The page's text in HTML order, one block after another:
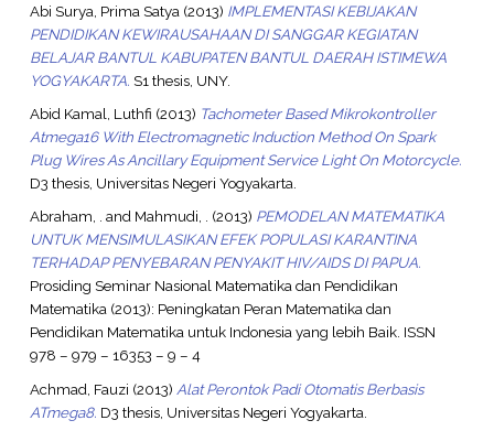
Abi Surya, Prima Satya (2013) IMPLEMENTASI KEBIJAKAN
PENDIDIKAN KEWIRAUSAHAAN DI SANGGAR KEGIATAN
BELAJAR BANTUL KABUPATEN BANTUL DAERAH ISTIMEWA
YOGYAKARTA. S1 thesis, UNY.
Abid Kamal, Luthfi (2013) Tachometer Based Mikrokontroller
Atmega16 With Electromagnetic Induction Method On Spark
Plug Wires As Ancillary Equipment Service Light On Motorcycle.
D3 thesis, Universitas Negeri Yogyakarta.
Abraham, . and Mahmudi, . (2013) PEMODELAN MATEMATIKA
UNTUK MENSIMULASIKAN EFEK POPULASI KARANTINA
TERHADAP PENYEBARAN PENYAKIT HIV/AIDS DI PAPUA.
Prosiding Seminar Nasional Matematika dan Pendidikan
Matematika (2013): Peningkatan Peran Matematika dan
Pendidikan Matematika untuk Indonesia yang lebih Baik. ISSN
978 – 979 – 16353 – 9 – 4
Achmad, Fauzi (2013) Alat Perontok Padi Otomatis Berbasis
ATmega8. D3 thesis, Universitas Negeri Yogyakarta.